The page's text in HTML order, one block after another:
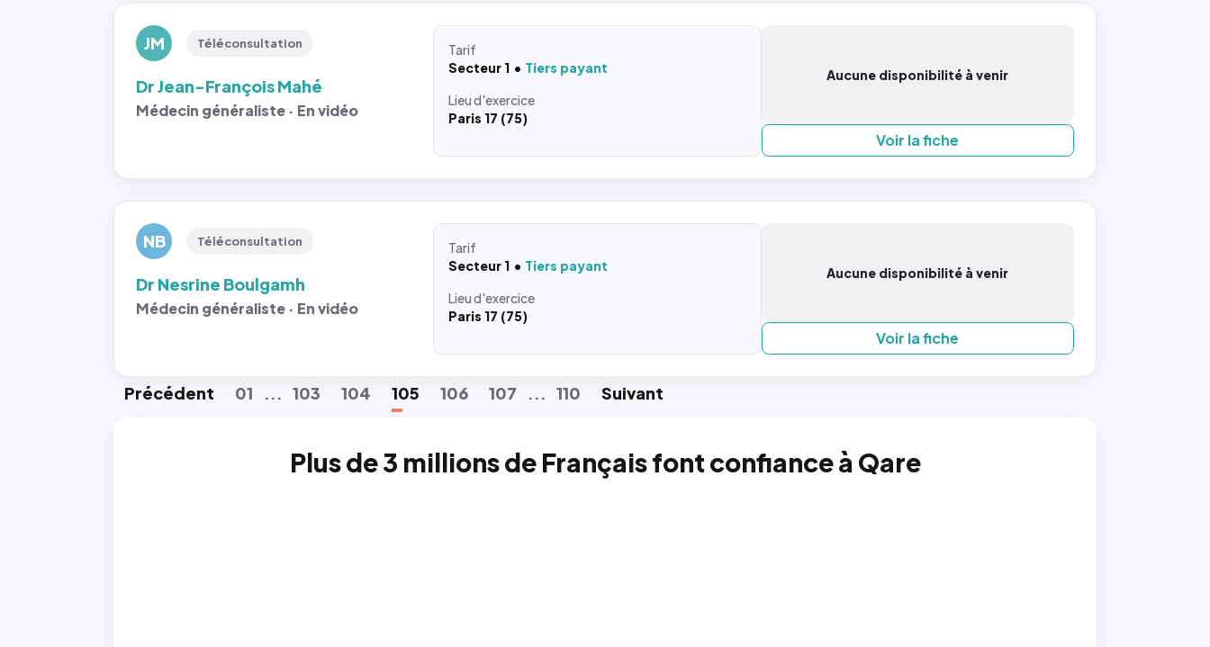
JM Téléconsultation
Dr Jean-François Mahé
Médecin généraliste · En vidéo
Tarif
Secteur 1
Tiers payant
Lieud'exercice
Paris 17 (75)
Aucune disponibilité à venir
Voir la fiche
NB Téléconsultation
Dr Nesrine Boulgamh
Médecin généraliste · En vidéo
Tarif
Secteur 1
Tiers payant
Lieud'exercice
Paris 17 (75)
Aucune disponibilité à venir
Voir la fiche
Précédent 01 ... 103 104 105 106 107 ... 110 Suivant
Plus de 3 millions de Français font confiance à Qare